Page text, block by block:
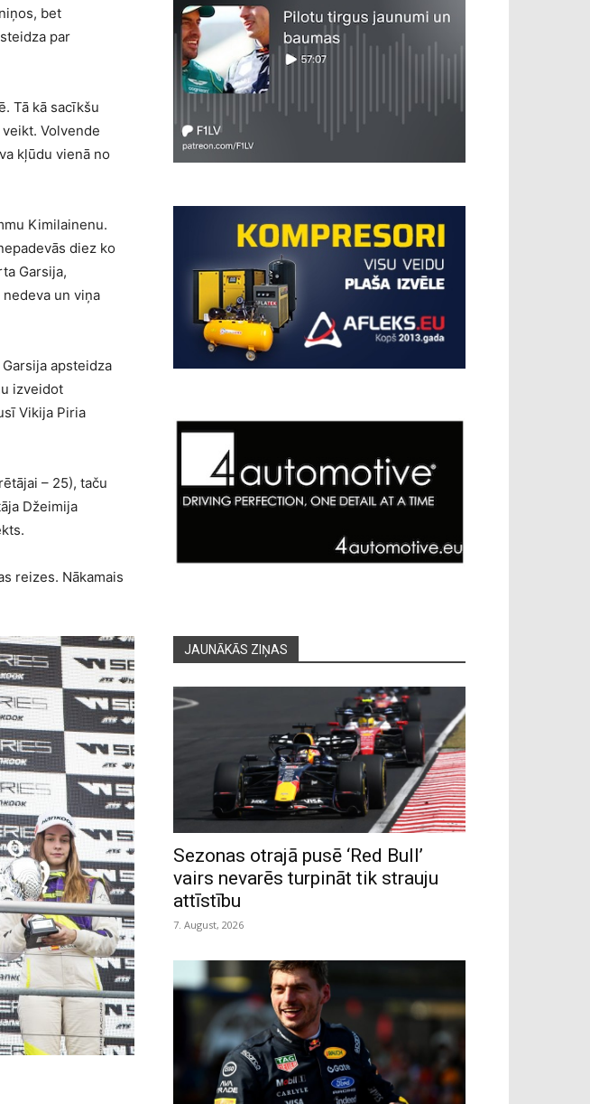
bet
par
Tā kā sacīkšu
Volvende
kļūdu vienā no
Kimilainenu.
diez ko
Garsija,
un viņa
apsteidza
izveidot
Vikija Piria
– 25), taču
Džeimija
reizes. Nākamais
JAUNĀKĀS ZIŅAS
Sezonas otrajā pusē ‘Red Bull’
vairs nevarēs turpināt tik strauju
attīstību
7. August, 2026